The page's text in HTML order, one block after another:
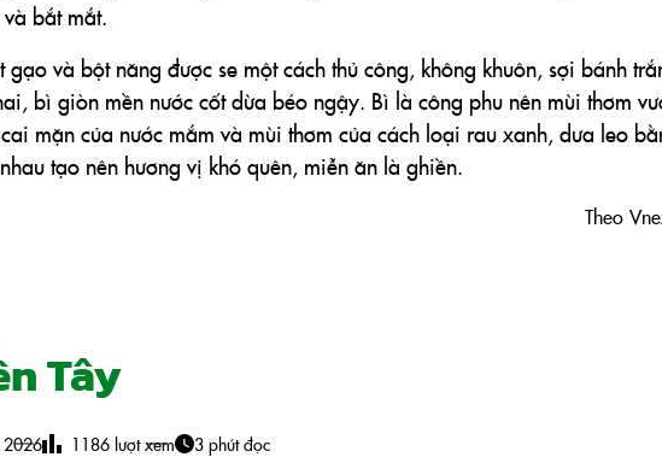
bắt mắt.
và bột năng được se một cách thủ công, không khuôn, sợi bánh
bì giòn mền nước cốt dừa béo ngậy. Bì là công phu nên mùi thơm
mặn của nước mắm và mùi thơm của cách loại rau xanh, dưa leo
tạo nên hương vị khó quên, miễn ăn là ghiền.
Theo
Tây
2026 1186 lượt xem 3 phút đọc